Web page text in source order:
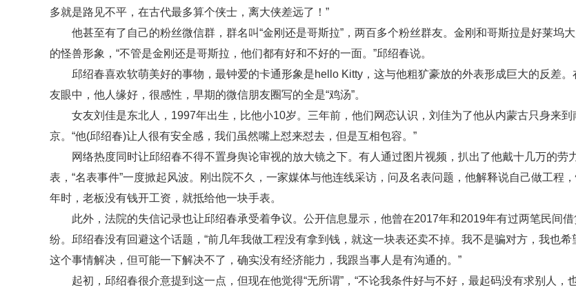
多就是路见不平，在古代最多算个侠士，离大侠差远了！”
他甚至有了自己的粉丝微信群，群名叫“金刚还是哥斯拉”，两百多个粉丝群友。金刚和哥斯拉是好莱坞
的怪兽形象，“不管是金刚还是哥斯拉，他们都有好和不好的一面。”邱绍春说。
邱绍春喜欢软萌美好的事物，最钟爱的卡通形象是hello Kitty，这与他粗犷豪放的外表形成巨大的反差。
友眼中，他人缘好，很感性，早期的微信朋友圈写的全是“鸡汤”。
女友刘佳是东北人，1997年出生，比他小10岁。三年前，他们网恋认识，刘佳为了他从内蒙古只身来到
京。“他(邱绍春)让人很有安全感，我们虽然嘴上怼来怼去，但是互相包容。”
网络热度同时让邱绍春不得不置身舆论审视的放大镜之下。有人通过图片视频，扒出了他戴十几万的劳
表，“名表事件”一度掀起风波。刚出院不久，一家媒体与他连线采访，问及名表问题，他解释说自己做工程
年时，老板没有钱开工资，就抵给他一块手表。
此外，法院的失信记录也让邱绍春承受着争议。公开信息显示，他曾在2017年和2019年有过两笔民间借
纷。邱绍春没有回避这个话题，“前几年我做工程没有拿到钱，就这一块表还卖不掉。我不是骗对方，我也希
这个事情解决，但可能一下解决不了，确实没有经济能力，我跟当事人是有沟通的。”
起初，邱绍春很介意提到这一点，但现在他觉得“无所谓”，“不论我条件好与不好，最起码没有求别人，